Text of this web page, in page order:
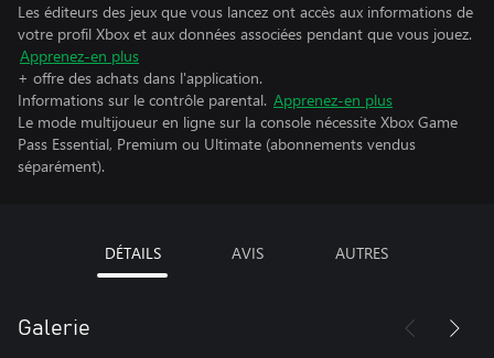
Les éditeurs des jeux que vous lancez ont accès aux informations de
votre profil Xbox et aux données associées pendant que vous jouez.
Apprenez-en plus
+ offre des achats dans l'application.
Informations sur le contrôle parental. Apprenez-en plus
Le mode multijoueur en ligne sur la console nécessite Xbox Game
Pass Essential, Premium ou Ultimate (abonnements vendus
séparément).
DÉTAILS AVIS AUTRES
Galerie